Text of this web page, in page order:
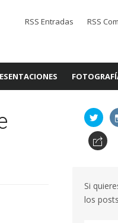
RSS Entradas RSS
Si
los